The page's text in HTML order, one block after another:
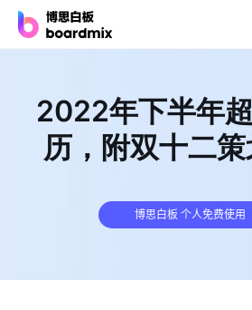
产品
博思白板
博思白板SDK
2022年下半年
历，附双十二策
博思白板 个人免费使用